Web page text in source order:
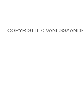
COPYRIGHT © VANESSA